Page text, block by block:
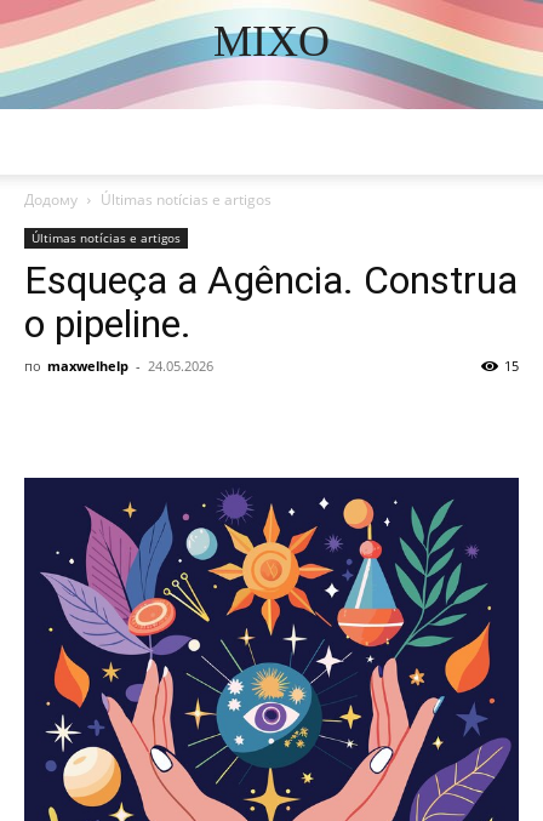
MIXO
DISCOVER THE ART OF PUBLISHING
Додому Últimas notícias e artigos
Últimas notícias e artigos
Esqueça a Agência. Construa
o pipeline.
по maxwelhelp - 24.05.2026 15